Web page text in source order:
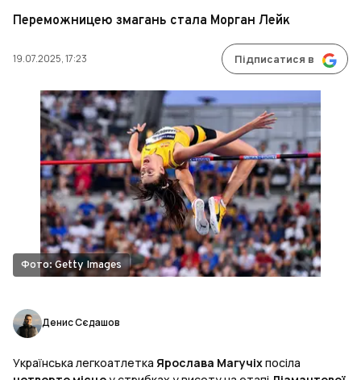
Переможницею змагань стала Морган Лейк
19.07.2025, 17:23 Підписатися в
Фото: Getty Images
Денис Сєдашов
Українська легкоатлетка Ярослава Магучіхпосіла